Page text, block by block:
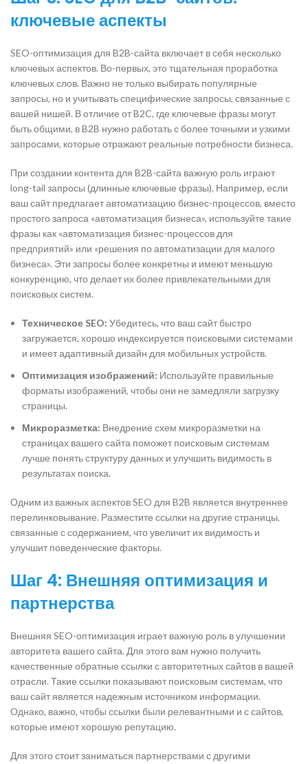
ключевые аспекты
SEO-оптимизация для B2B-сайта включает в себя несколько
ключевых аспектов. Во-первых, это тщательная проработка
ключевых слов. Важно не только выбирать популярные
запросы, но и учитывать специфические запросы, связанные с
вашей нишей. В отличие от B2C, где ключевые фразы могут
быть общими, в B2B нужно работать с более точными и узкими
запросами, которые отражают реальные потребности бизнеса.
При создании контента для B2B-сайта важную роль играют
long-tail запросы (длинные ключевые фразы). Например, если
ваш сайт предлагает автоматизацию бизнес-процессов, вместо
простого запроса «автоматизация бизнеса», используйте такие
фразы как «автоматизация бизнес-процессов для
предприятий» или «решения по автоматизации для малого
бизнеса». Эти запросы более конкретны и имеют меньшую
конкуренцию, что делает их более привлекательными для
поисковых систем.
Техническое SEO: Убедитесь, что ваш сайт быстро
загружается, хорошо индексируется поисковыми системами
и имеет адаптивный дизайн для мобильных устройств.
Оптимизация изображений: Используйте правильные
форматы изображений, чтобы они не замедляли загрузку
страницы.
Микроразметка: Внедрение схем микроразметки на
страницах вашего сайта поможет поисковым системам
лучше понять структуру данных и улучшить видимость в
результатах поиска.
Одним из важных аспектов SEO для B2B является внутреннее
перелинковывание. Разместите ссылки на другие страницы,
связанные с содержанием, что увеличит их видимость и
улучшит поведенческие факторы.
Шаг 4: Внешняя оптимизация и
партнерства
Внешняя SEO-оптимизация играет важную роль в улучшении
авторитета вашего сайта. Для этого вам нужно получить
качественные обратные ссылки с авторитетных сайтов в вашей
отрасли. Такие ссылки показывают поисковым системам, что
ваш сайт является надежным источником информации.
Однако, важно, чтобы ссылки были релевантными и с сайтов,
которые имеют хорошую репутацию.
Для этого стоит заниматься партнерствами с другими